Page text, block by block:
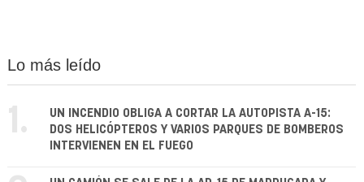
Lo más leído
1.
UN INCENDIO OBLIGA A CORTAR LA AUTOPISTA A-15:
DOS HELICÓPTEROS Y VARIOS PARQUES DE BOMBEROS
INTERVIENEN EN EL FUEGO